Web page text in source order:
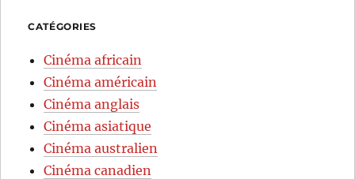
CATÉGORIES
Cinéma africain
Cinéma américain
Cinéma anglais
Cinéma asiatique
Cinéma australien
Cinéma canadien